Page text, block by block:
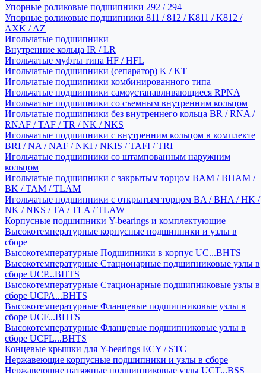
Упорные роликовые подшипники 292 / 294
Упорные роликовые подшипники 811 / 812 / K811 / K812 /
AXK / AZ
Игольчатые подшипники
Внутренние кольца IR / LR
Игольчатые муфты типа HF / HFL
Игольчатые подшипники (сепаратор) K / KT
Игольчатые подшипники комбинированного типа
Игольчатые подшипники самоустанавливающиеся RPNA
Игольчатые подшипники со съемным внутренним кольцом
Игольчатые подшипники без внутреннего кольца BR / RNA /
RNAF / TAF / TR / NK / NKS
Игольчатые подшипники с внутренним кольцом в комплекте
BRI / NA / NAF / NKI / NKIS / TAFI / TRI
Игольчатые подшипники со штампованным наружним
кольцом
Игольчатые подшипники с закрытым торцом BAM / BHAM /
BK / TAM / TLAM
Игольчатые подшипники с открытым торцом BA / BHA / HK /
NK / NKS / TA / TLA / TLAW
Корпусные подшипники Y-bearings и комплектующие
Высокотемпературные корпусные подшипники и узлы в
сборе
Высокотемпературные Подшипники в корпус UC...BHTS
Высокотемпературные Стационарные подшипниковые узлы в
сборе UCP...BHTS
Высокотемпературные Стационарные подшипниковые узлы в
сборе UCPA...BHTS
Высокотемпературные Фланцевые подшипниковые узлы в
сборе UCF...BHTS
Высокотемпературные Фланцевые подшипниковые узлы в
сборе UCFL...BHTS
Концевые крышки для Y-bearings ECY / STC
Нержавеющие корпусные подшипники и узлы в сборе
Нержавеющие натяжные подшипниковые узлы UCT...BSS